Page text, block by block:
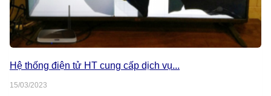
Hệ thống điện tử HT cung cấp dịch vụ...
15/03/2023